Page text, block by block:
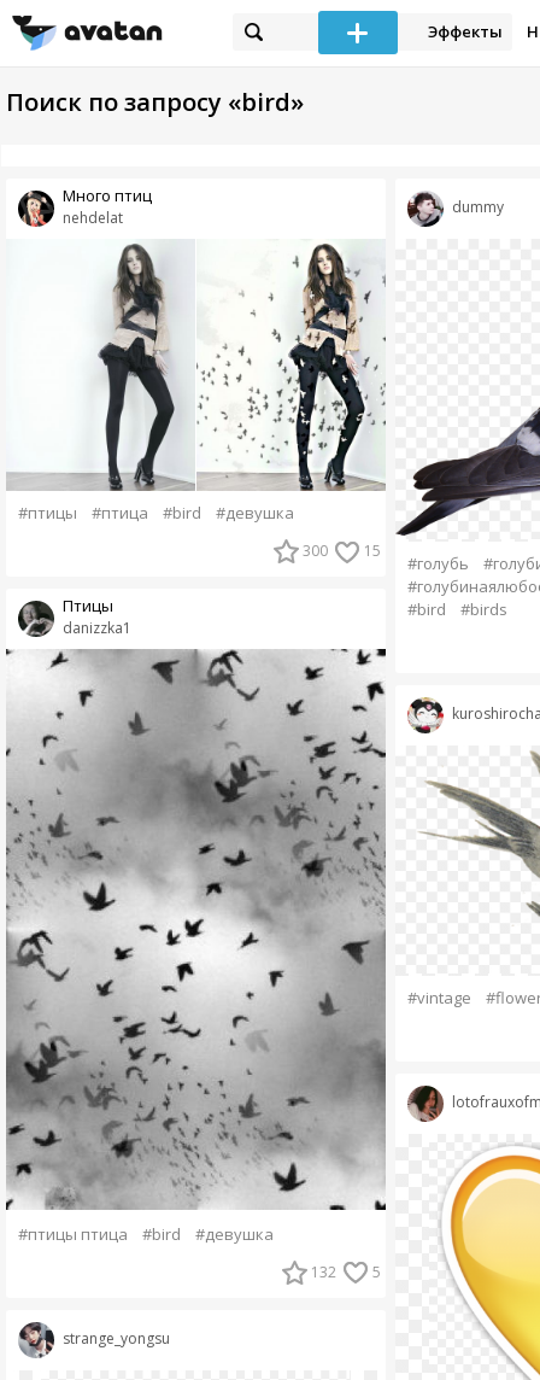
Эффекты
Поиск по запросу «bird»
nehdelat
Много птиц
#птицы #птица #bird #девушка
300 15
danizzka1
Птицы
#птицы птица #bird #девушка
132 5
strange_yongsu
dummy
#голубь
#bird
#birds
#vintage